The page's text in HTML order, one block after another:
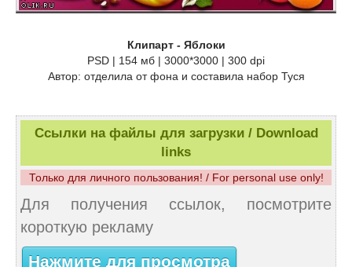
Клипарт - Яблоки
PSD | 154 мб | 3000*3000 | 300 dpi
Автор: отделила от фона и составила набор Туся
Ссылки на файлы для загрузки / Download
links
Только для личного пользования! / For personal use only!
Для получения ссылок, посмотрите
короткую рекламу
Нажмите для просмотра